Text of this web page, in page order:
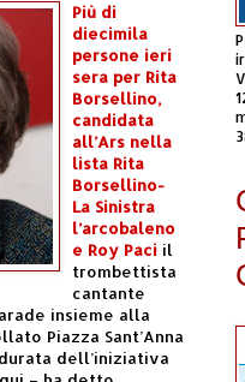
Più di
diecimila
persone ieri
sera per Rita
Borsellino,
candidata
all’Ars nella
lista Rita
Borsellino-
La Sinistra
l’arcobaleno
e Roy Paci il
trombettista
cantante
insieme alla
Piazza Sant’Anna
dell’iniziativa